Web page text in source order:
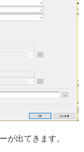
が出てきます。